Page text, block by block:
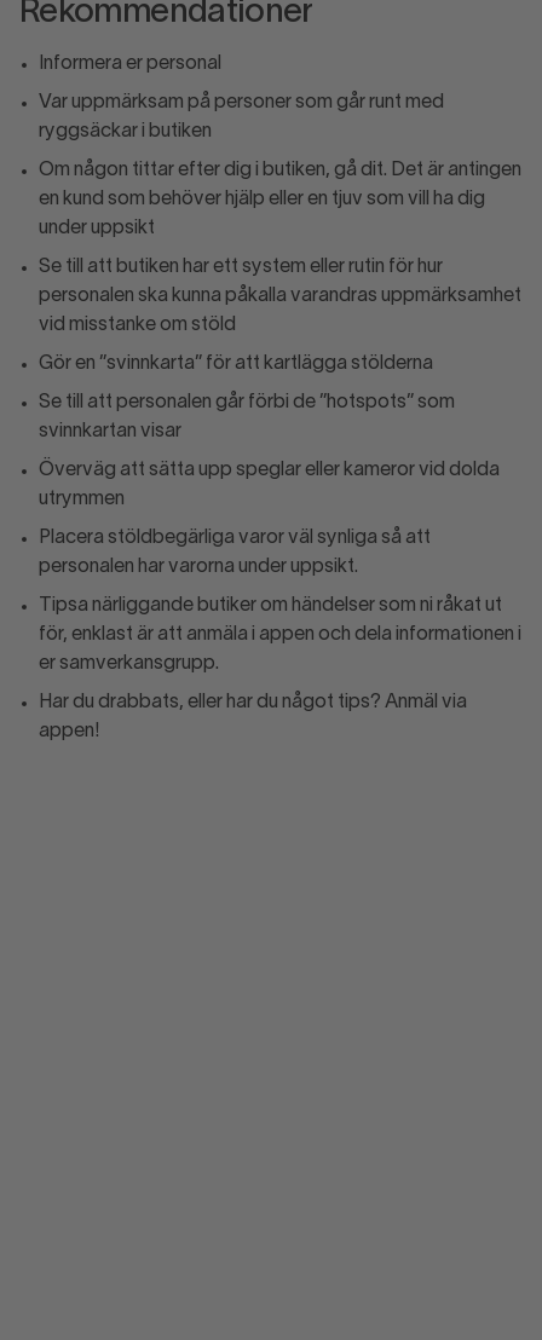
Rekommendationer
Informera er personal
Var uppmärksam på personer som går runt med
ryggsäckar i butiken
Om någon tittar efter dig i butiken, gå dit. Det är antingen
en kund som behöver hjälp eller en tjuv som vill ha dig
under uppsikt
Se till att butiken har ett system eller rutin för hur
personalen ska kunna påkalla varandras uppmärksamhet
vid misstanke om stöld
Gör en ”svinnkarta” för att kartlägga stölderna
Se till att personalen går förbi de ”hotspots” som
svinnkartan visar
Överväg att sätta upp speglar eller kameror vid dolda
utrymmen
Placera stöldbegärliga varor väl synliga så att
personalen har varorna under uppsikt.
Tipsa närliggande butiker om händelser som ni råkat ut
för, enklast är att anmäla i appen och dela informationen i
er samverkansgrupp.
Har du drabbats, eller har du något tips? Anmäl via
appen!